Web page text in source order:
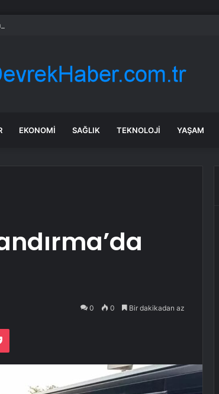
4 itfaiye eri hayatını kaybetti
EKONOMI SAĞLIK TEKNOLOJI YAŞAM
0 0 Bir dakikadan az
Pocket